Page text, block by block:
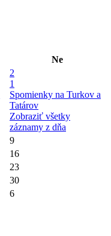
Ne
2
1
Spomienky na Turkov a
Tatárov
Zobraziť všetky
záznamy z dňa
9
16
23
30
6